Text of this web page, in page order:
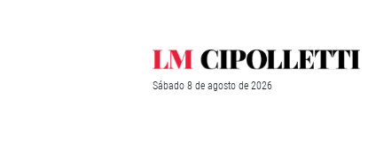
Sábado 8 de agosto de 2026